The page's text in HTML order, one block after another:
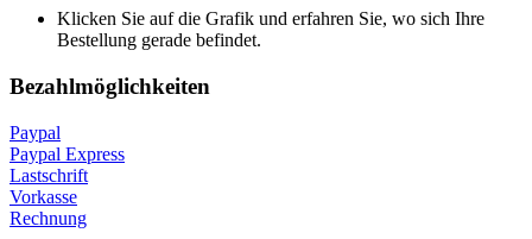
Klicken Sie auf die Grafik und erfahren Sie, wo sich Ihre
Bestellung gerade befindet.
Bezahlmöglichkeiten
Paypal
Paypal Express
Lastschrift
Vorkasse
Rechnung